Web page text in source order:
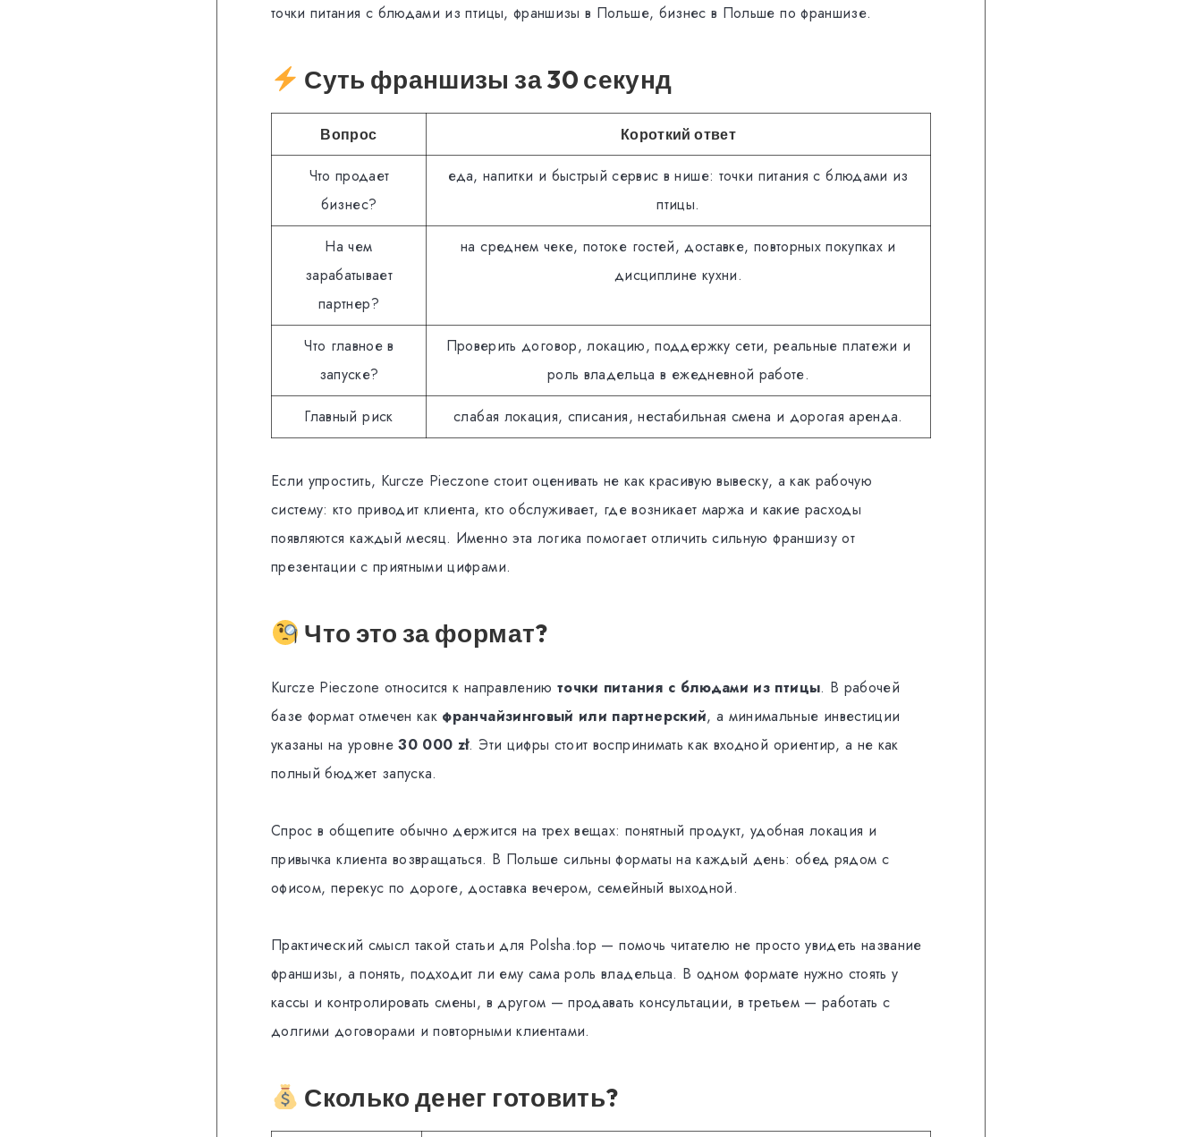
точки питания с блюдами из птицы, франшизы в Польше, бизнес в Польше по франшизе.
Суть франшизы за 30 секунд
Вопрос Короткий ответ
Что продает
бизнес?
еда, напитки и быстрый сервис в нише: точки питания с блюдами из
птицы.
На чем
зарабатывает
партнер?
на среднем чеке, потоке гостей, доставке, повторных покупках и
дисциплине кухни.
Что главное в
запуске?
Проверить договор, локацию, поддержку сети, реальные платежи и
роль владельца в ежедневной работе.
Главный риск слабая локация, списания, нестабильная смена и дорогая аренда.
Если упростить, Kurcze Pieczone стоит оценивать не как красивую вывеску, а как рабочую
систему: кто приводит клиента, кто обслуживает, где возникает маржа и какие расходы
появляются каждый месяц. Именно эта логика помогает отличить сильную франшизу от
презентации с приятными цифрами.
Что это за формат?
Kurcze Pieczone относится к направлениюточки питания с блюдами из птицы. В рабочей
базе формат отмечен как франчайзинговый или партнерский, а минимальные инвестиции
указаны на уровне30 000 zł. Эти цифры стоит воспринимать как входной ориентир, а не как
полный бюджет запуска.
Спрос в общепите обычно держится на трех вещах: понятный продукт, удобная локация и
привычка клиента возвращаться. В Польше сильны форматы на каждый день: обед рядом с
офисом, перекус по дороге, доставка вечером, семейный выходной.
Практический смысл такой статьи для Polsha.top — помочь читателю не просто увидеть название
франшизы, а понять, подходит ли ему сама роль владельца. В одном формате нужно стоять у
кассы и контролировать смены, в другом — продавать консультации, в третьем — работать с
долгими договорами и повторными клиентами.
Сколько денег готовить?